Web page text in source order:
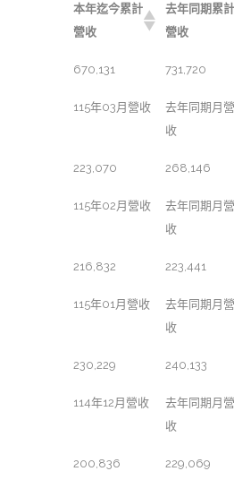
本年迄今累計
營收
去年同期累計
營收
670,131 731,720
115年03月營收
去年同期月營
收
223,070 268,146
115年02月營收
去年同期月營
收
216,832 223,441
115年01月營收
去年同期月營
收
230,229 240,133
114年12月營收
去年同期月營
收
200,836 229,069